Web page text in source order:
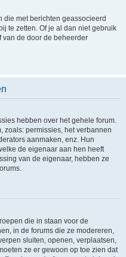
met berichten geassocieerd
te zetten. Of je al dan niet gebruik
van de door de beheerder
hebben over het gehele forum.
zoals: permissies, het verbannen
aanmaken, enz. Hun
de eigenaar aan hen heeft
van de eigenaar, hebben ze
die in staan voor de
in de forums die ze modereren,
sluiten, openen, verplaatsen,
ze er gewoon op toe zien dat